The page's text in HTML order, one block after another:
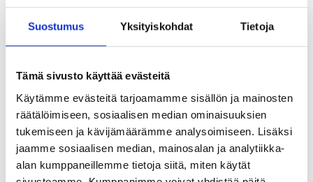
Suostumus Yksityiskohdat Tietoja
Tämä sivusto käyttää evästeitä
Käytämme evästeitä tarjoamamme sisällön ja mainosten
räätälöimiseen, sosiaalisen median ominaisuuksien
tukemiseen ja kävijämäärämme analysoimiseen. Lisäksi
jaamme sosiaalisen median, mainosalan ja analytiikka-
alan kumppaneillemme tietoja siitä, miten käytät